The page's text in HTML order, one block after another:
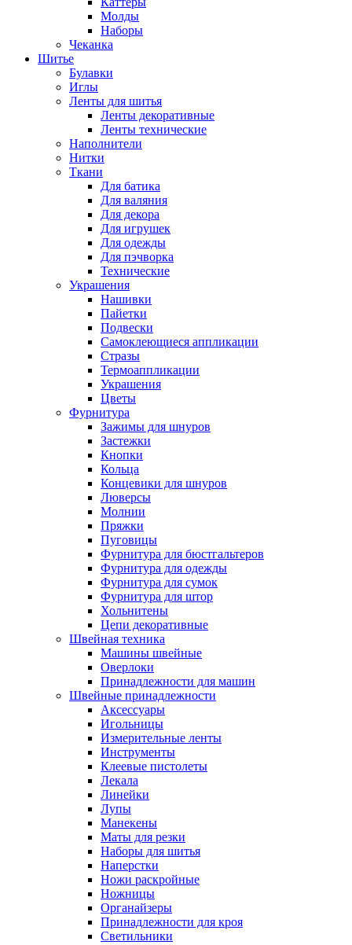
Молды
Наборы
Чеканка
Шитье
Булавки
Иглы
Ленты для шитья
Ленты декоративные
Ленты технические
Наполнители
Нитки
Ткани
Для батика
Для валяния
Для декора
Для игрушек
Для одежды
Для пэчворка
Технические
Украшения
Нашивки
Пайетки
Подвески
Самоклеющиеся аппликации
Стразы
Термоаппликации
Украшения
Цветы
Фурнитура
Зажимы для шнуров
Застежки
Кнопки
Кольца
Концевики для шнуров
Люверсы
Молнии
Пряжки
Пуговицы
Фурнитура для бюстгальтеров
Фурнитура для одежды
Фурнитура для сумок
Фурнитура для штор
Хольнитены
Цепи декоративные
Швейная техника
Машины швейные
Оверлоки
Принадлежности для машин
Швейные принадлежности
Аксессуары
Игольницы
Измерительные ленты
Инструменты
Клеевые пистолеты
Лекала
Линейки
Лупы
Манекены
Маты для резки
Наборы для шитья
Наперстки
Ножи раскройные
Ножницы
Органайзеры
Принадлежности для кроя
Светильники